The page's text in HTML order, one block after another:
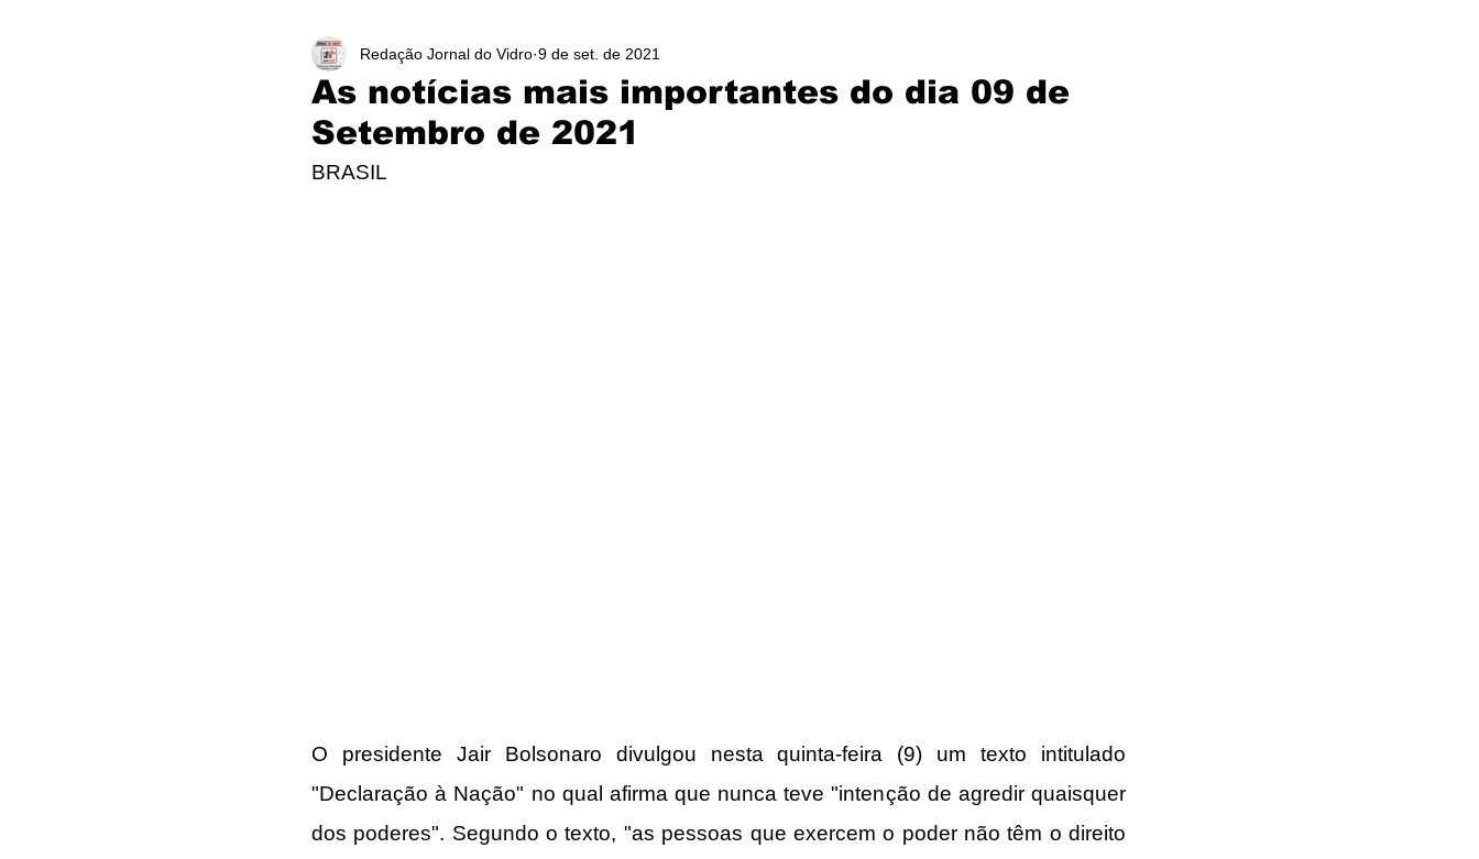
As notícias mais importantes do dia 09 de
Setembro de 2021
Redação Jornal do Vidro 9 de set. de 2021
BRASIL
O presidente Jair Bolsonaro divulgou nesta quinta-feira (9) um texto intitulado
"Declaração à Nação" no qual afirma que nunca teve "intenção de agredir quaisquer
dos poderes". Segundo o texto, "as pessoas que exercem o poder não têm o direito